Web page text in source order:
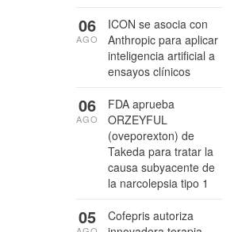
ICON se asocia con
Anthropic para aplicar
inteligencia artificial a
ensayos clínicos
06
AGO
FDA aprueba
ORZEYFUL
(oveporexton) de
Takeda para tratar la
causa subyacente de
la narcolepsia tipo 1
06
AGO
Cofepris autoriza
05